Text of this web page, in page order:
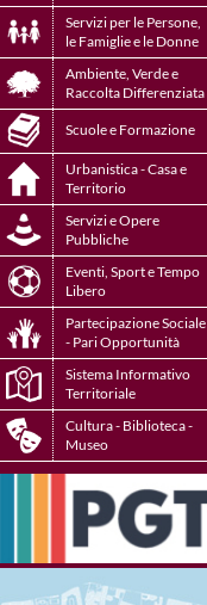
Servizi per le Persone,
le Famiglie e le Donne
Ambiente, Verde e
Raccolta Differenziata
Scuole e Formazione
Urbanistica - Casa e
Territorio
Servizi e Opere
Pubbliche
Eventi, Sport e Tempo
Libero
Partecipazione Sociale
- Pari Opportunità
Sistema Informativo
Territoriale
Cultura - Biblioteca -
Museo